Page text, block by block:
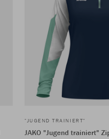
"JUGEND TRAINIERT"
JAKO "Jugend trainiert"